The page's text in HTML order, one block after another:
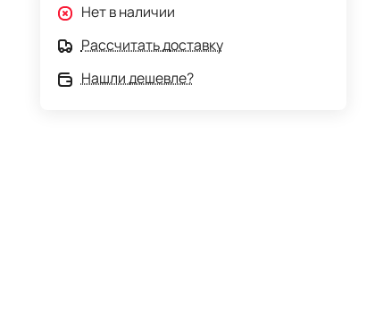
Нет в наличии
Рассчитать доставку
Нашли дешевле?